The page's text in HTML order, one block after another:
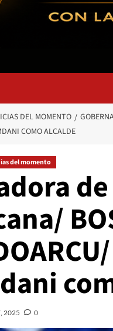
DEL MOMENTO
COMO ALCALDE
del momento
2025 0